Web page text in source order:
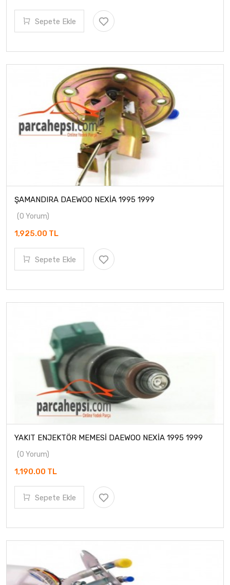
Sepete Ekle
ŞAMANDIRA DAEWOO NEXİA 1995 1999
(0 Yorum)
1,925.00 TL
Sepete Ekle
YAKIT ENJEKTÖR MEMESİ DAEWOO NEXİA 1995 1999
(0 Yorum)
1,190.00 TL
Sepete Ekle